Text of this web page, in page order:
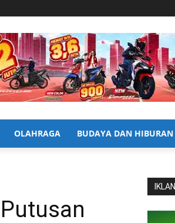
OLAHRAGA BUDAYA DAN HIBURAN
IKLAN